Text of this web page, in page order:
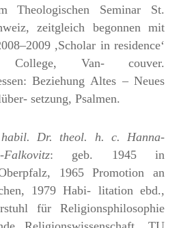
Theologischen Seminar St.
zeitgleich begonnen mit
,Scholar in residence‘
Van- couver.
Beziehung Altes – Neues
setzung, Psalmen.
Dr. theol. h. c. Hanna-
: geb. 1945 in
Oberpfalz, 1965 Promotion an
1979 Habi- litation ebd.,
für Religionsphilosophie